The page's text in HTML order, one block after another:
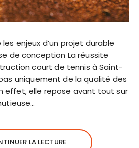
enjeux d’un projet durable
de conception La réussite
court de tennis à Saint-
uniquement de la qualité des
effet, elle repose avant tout sur
LA LECTURE